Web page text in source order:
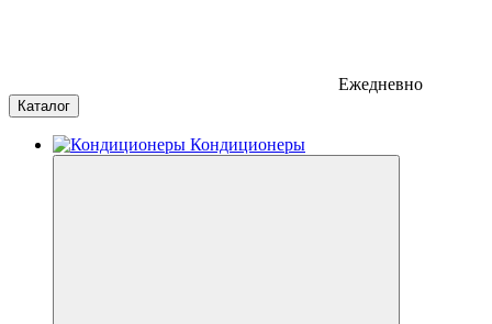
Ежедневно
Каталог
Кондиционеры